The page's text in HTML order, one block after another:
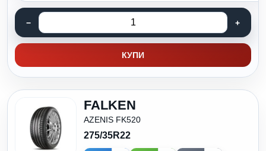
КУПИ
FALKEN
AZENIS FK520
275/35R22